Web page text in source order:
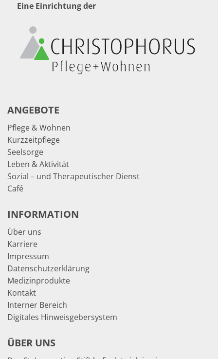
Eine Einrichtung der
ANGEBOTE
Pflege & Wohnen
Kurzzeitpflege
Seelsorge
Leben & Aktivität
Sozial – und Therapeutischer Dienst
Café
INFORMATION
Über uns
Karriere
Impressum
Datenschutzerklärung
Medizinprodukte
Kontakt
Interner Bereich
Digitales Hinweisgebersystem
ÜBER UNS